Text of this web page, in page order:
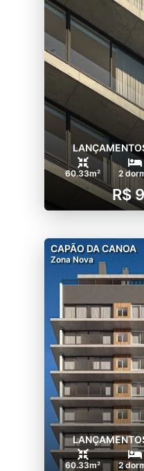
60.33m² 2
R$
CAPÃO DA CANOA
Zona Nova
60.33m² 2